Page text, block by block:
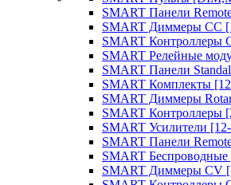
SMART Панели
SMART Диммеры CC
SMART Контроллеры
SMART Релейные
SMART Панели
SMART Комплекты
SMART Диммеры
SMART Контроллеры
SMART Усилители
SMART Панели
SMART
SMART Диммеры CV